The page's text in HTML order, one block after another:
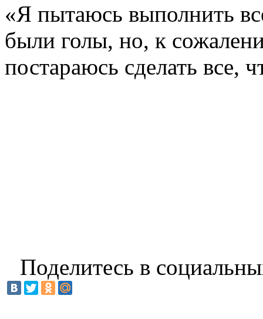
«Я пытаюсь выполнить
были голы, но, к
постараюсь сделать все,
Поделитесь в